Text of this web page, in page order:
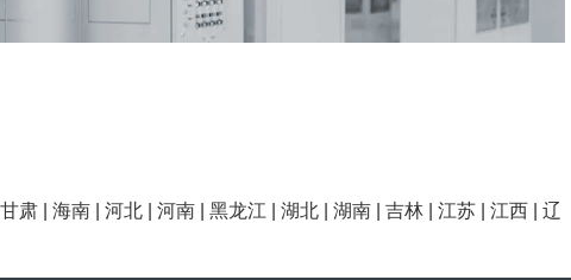
甘肃 海南 河北 河南 黑龙江 湖北 湖南 吉林 江苏 江西
辽